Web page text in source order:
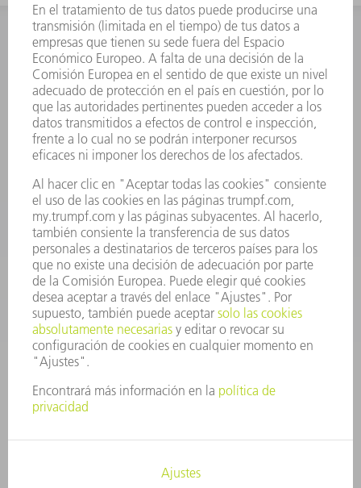
INFORMACIÓN
Preguntas más frecuentes
Condiciones generales de venta
CONTACTO
Departamento de Repuestos
+34 91 657 36 70
Viernes de 8h – 17h
repuestos@es.trumpf.com
CONTACTO
Departamento de Utillaje
+34 91 657 36 69
Lunes a Jueves de 8h – 18h
Viernes de 8h – 17h
utillaje@trumpf.com